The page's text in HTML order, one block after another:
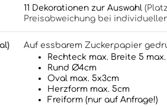
11 Dekorationen zur Auswahl
Preisabweichung bei
Auf essbarem Zuckerpapier
Rechteck max. Breite 5
Rund Ø4cm
Oval max. 5x3cm
Herzform max. 5cm
Freiform (nur auf Anfrage!)